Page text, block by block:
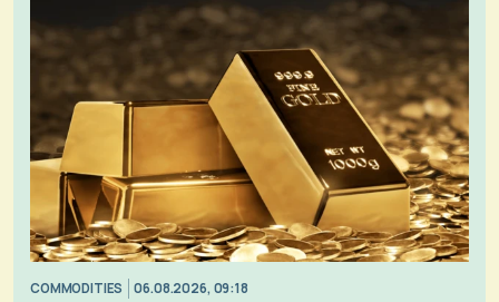
COMMODITIES 06.08.2026, 09:18